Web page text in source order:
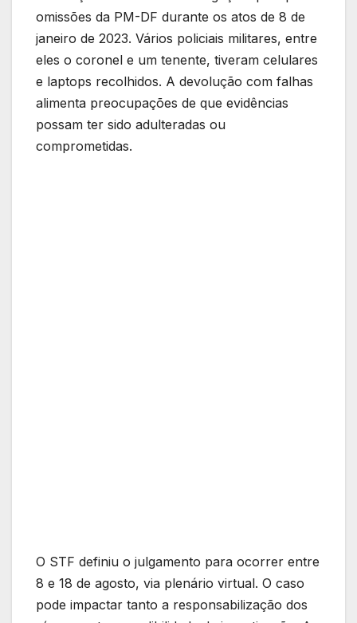
omissões da PM-DF durante os atos de 8 de
janeiro de 2023. Vários policiais militares, entre
eles o coronel e um tenente, tiveram celulares
e laptops recolhidos. A devolução com falhas
alimenta preocupações de que evidências
possam ter sido adulteradas ou
comprometidas.
O STF definiu o julgamento para ocorrer entre
8 e 18 de agosto, via plenário virtual. O caso
pode impactar tanto a responsabilização dos